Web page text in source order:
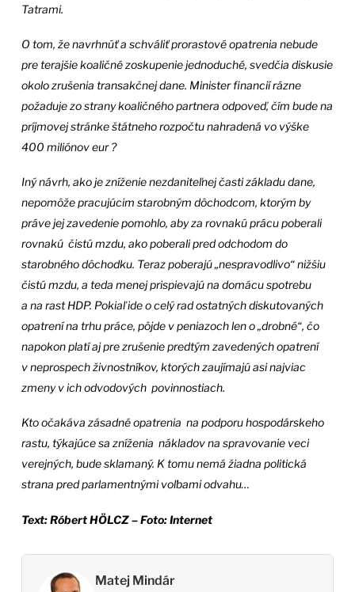
Tatrami.
O tom, že navrhnúť a schváliť prorastové opatrenia nebude
pre terajšie koaličné zoskupenie jednoduché, svedčia diskusie
okolo zrušenia transakčnej dane. Minister financií rázne
požaduje zo strany koaličného partnera odpoveď, čím bude na
príjmovej stránke štátneho rozpočtu nahradená vo výške
400 miliónov eur ?
Iný návrh, ako je zníženie nezdaniteľnej časti základu dane,
nepomôže pracujúcim starobným dôchodcom, ktorým by
práve jej zavedenie pomohlo, aby za rovnakú prácu poberali
rovnakú čistú mzdu, ako poberali pred odchodom do
starobného dôchodku. Teraz poberajú „nespravodlivo“ nižšiu
čistú mzdu, a teda menej prispievajú na domácu spotrebu
a na rast HDP. Pokiaľ ide o celý rad ostatných diskutovaných
opatrení na trhu práce, pôjde v peniazoch len o „drobné“, čo
napokon platí aj pre zrušenie predtým zavedených opatrení
v neprospech živnostníkov, ktorých zaujímajú asi najviac
zmeny v ich odvodových povinnostiach.
Kto očakáva zásadné opatrenia na podporu hospodárskeho
rastu, týkajúce sa zníženia nákladov na spravovanie veci
verejných, bude sklamaný. K tomu nemá žiadna politická
strana pred parlamentnými voľbami odvahu…
Text:Róbert HÖLCZ – Foto: Internet
Matej Mindár